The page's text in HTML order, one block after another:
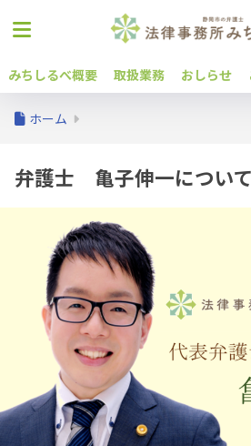
みちしるべ概要 取扱業務 おしらせ
ホーム
弁護士 亀子伸一について